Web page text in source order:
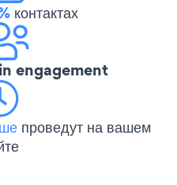
контактах
in engagement
проведут на вашем